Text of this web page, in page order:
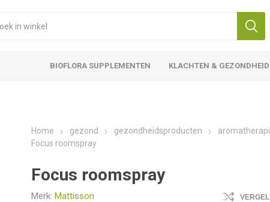
BIOFLORA SUPPLEMENTEN KLACHTEN &
Home gezond gezondheidsproducten
Focus roomspray
Focus roomspray
Merk: Mattisson